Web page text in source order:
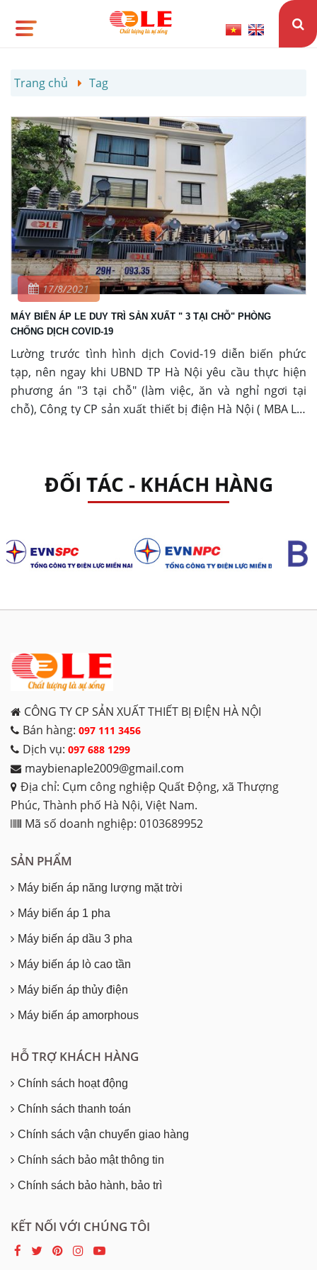
Trang chủ Tag
17/8/2021
MÁY BIẾN ÁP LE DUY TRÌ SẢN XUẤT " 3 TẠI CHỖ" PHÒNG
CHỐNG DỊCH COVID-19
Lường trước tình hình dịch Covid-19 diễn biến phức
tạp, nên ngay khi UBND TP Hà Nội yêu cầu thực hiện
phương án "3 tại chỗ" (làm việc, ăn và nghỉ ngơi tại
chỗ), Công ty CP sản xuất thiết bị điện Hà Nội ( MBA LE)
ĐỐI TÁC - KHÁCH HÀNG
CÔNG TY CP SẢN XUẤT THIẾT BỊ ĐIỆN HÀ NỘI
Bán hàng: 097 111 3456
Dịch vụ: 097 688 1299
maybienaple2009@gmail.com
Địa chỉ: Cụm công nghiệp Quất Động, xã Thượng
Phúc, Thành phố Hà Nội, Việt Nam.
Mã số doanh nghiệp: 0103689952
SẢN PHẨM
Máy biến áp năng lượng mặt trời
Máy biến áp 1 pha
Máy biến áp dầu 3 pha
Máy biến áp lò cao tần
Máy biến áp thủy điện
Máy biến áp amorphous
HỖ TRỢ KHÁCH HÀNG
Chính sách hoạt động
Chính sách thanh toán
Chính sách vận chuyển giao hàng
Chính sách bảo mật thông tin
Chính sách bảo hành, bảo trì
KẾT NỐI VỚI CHÚNG TÔI